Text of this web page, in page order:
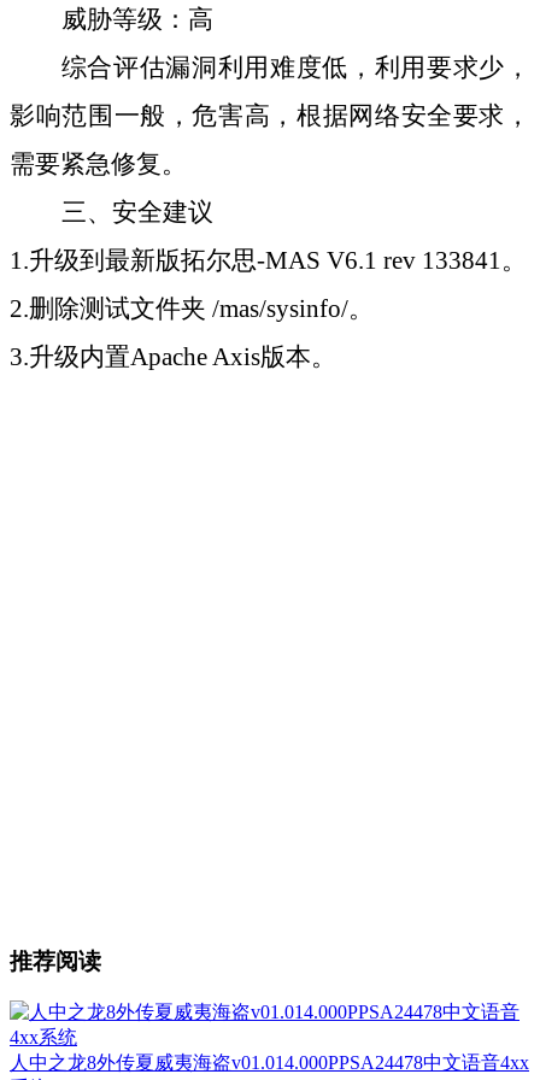
威胁等级： 高
综合评估漏洞利用难度低，利用要求少，
影响范围 一般 ，危害高 ，根据网络安全要求，
需要紧急修复。
三、 安全建议
1.升级到最新版拓尔思-MAS V6.1 rev 133841。
2.删除测试文件夹 /mas/sysinfo/。
3.升级内置Apache Axis版本。
推荐阅读
人中之龙8外传夏威夷海盗v01.014.000PPSA24478中文语音4xx